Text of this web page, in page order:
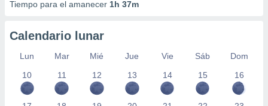
Tiempo para el amanecer 1h 37m
Calendario lunar
Lun Mar Mié Jue Vie Sáb
Dom
10
11 12 13 14 15 16